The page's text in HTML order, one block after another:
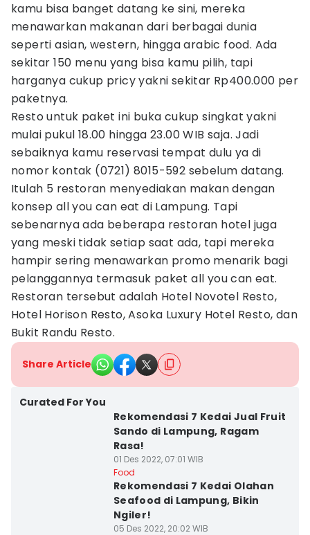
kamu bisa banget datang ke sini, mereka
menawarkan makanan dari berbagai dunia
seperti asian, western, hingga arabic food. Ada
sekitar 150 menu yang bisa kamu pilih, tapi
harganya cukup pricy yakni sekitar Rp400.000 per
paketnya.
Resto untuk paket ini buka cukup singkat yakni
mulai pukul 18.00 hingga 23.00 WIB saja. Jadi
sebaiknya kamu reservasi tempat dulu ya di
nomor kontak (0721) 8015-592 sebelum datang.
Itulah 5 restoran menyediakan makan dengan
konsep all you can eat di Lampung. Tapi
sebenarnya ada beberapa restoran hotel juga
yang meski tidak setiap saat ada, tapi mereka
hampir sering menawarkan promo menarik bagi
pelanggannya termasuk paket all you can eat.
Restoran tersebut adalah Hotel Novotel Resto,
Hotel Horison Resto, Asoka Luxury Hotel Resto, dan
Bukit Randu Resto.
Share Article
Curated For You
Rekomendasi 7 Kedai Jual Fruit
Sando di Lampung, Ragam
Rasa!
01 Des 2022, 07:01 WIB
Food
Rekomendasi 7 Kedai Olahan
Seafood di Lampung, Bikin
Ngiler!
05 Des 2022, 20:02 WIB